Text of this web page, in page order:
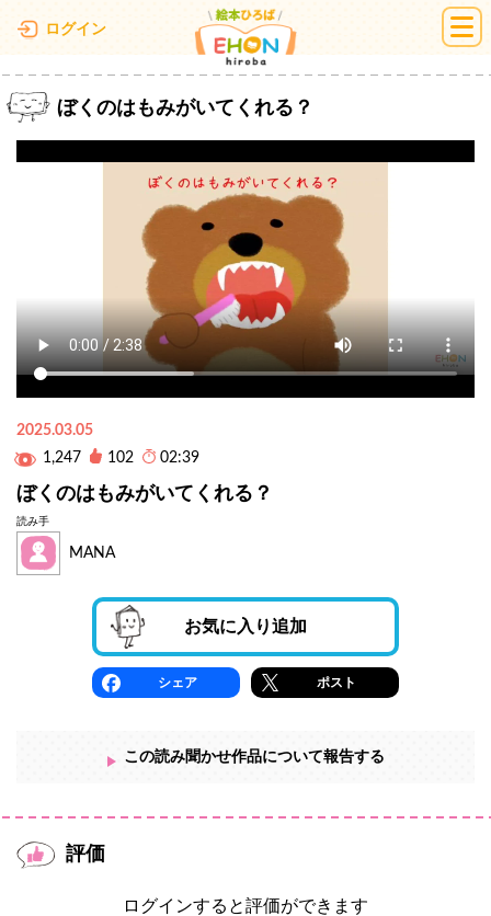
ログイン 絵本ひろば
ぼくのはもみがいてくれる？
2025.03.05
1,247
102 02:39
ぼくのはもみがいてくれる？
読み手
MANA
お気に入り追加
シェア ポスト
この読み聞かせ作品について報告する
評価
ログインすると評価ができます